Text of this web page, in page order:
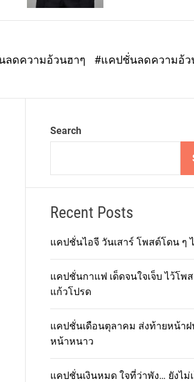
m
e
ลดความอ้วนฮาๆ
#แคปชั่นลดความอ้ว
Search
Recent Posts
แคปชั่นไอจี วันเสาร์ โพสต์โดน ๆ
แคปชั่นกาแฟ เด็ดจนใจเจ็บ ไว้โพ
แก้วโปรด
แคปชั่นเดือนตุลาคม ส่งท้ายหน้า
หน้าหนาว
แคปชั่นเงินหมด ใจที่ว่าพัง… ยังไม่เ